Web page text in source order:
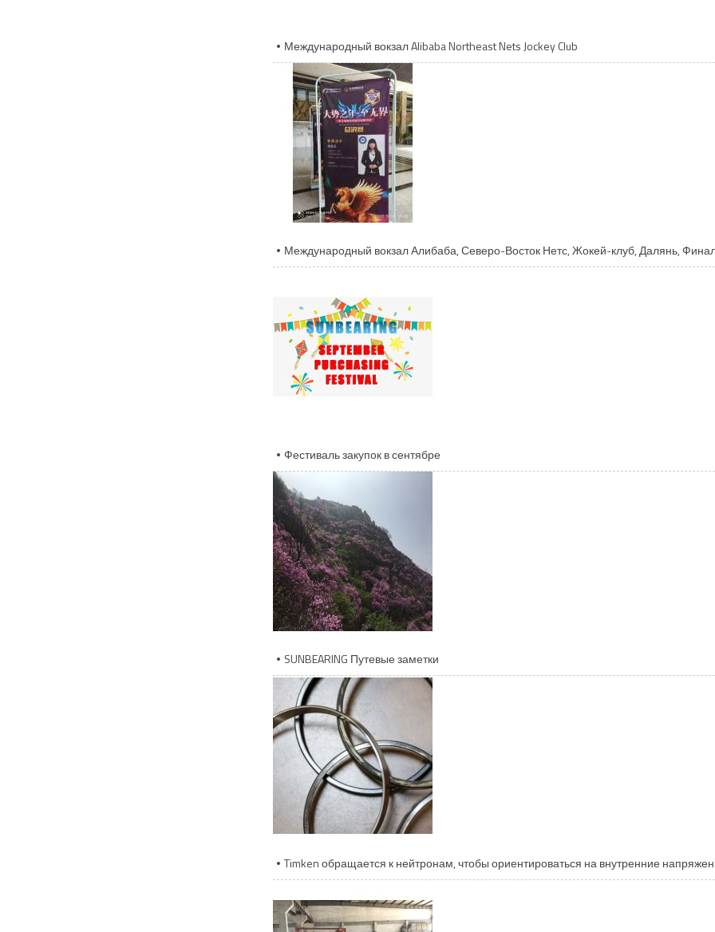
Международный вокзал Alibaba Northeast Nets Jockey Club
Международный вокзал Алибаба, Северо-Восток Нетс, Жокей-клуб, Далянь,
Фестиваль закупок в сентябре
SUNBEARING Путевые заметки
Timken обращается к нейтронам, чтобы ориентироваться на внутренние